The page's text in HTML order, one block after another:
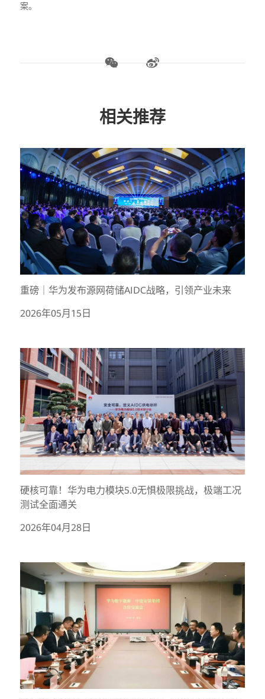
案。
相关推荐
重磅｜华为发布源网荷储AIDC战略，引领产业未来
2026年05月15日
硬核可靠！华为电力模块5.0无惧极限挑战，极端工况
测试全面通关
2026年04月28日